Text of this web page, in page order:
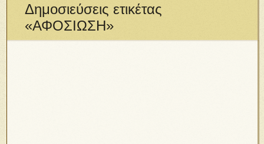
Δημοσιεύσεις ετικέτας
«ΑΦΟΣΙΩΣΗ»